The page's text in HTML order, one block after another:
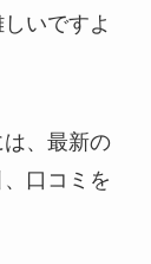
いですよ
は、最新の
口コミを